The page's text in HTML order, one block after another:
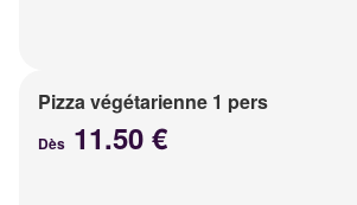
Pizza végétarienne 1 pers
Dès 11.50 €